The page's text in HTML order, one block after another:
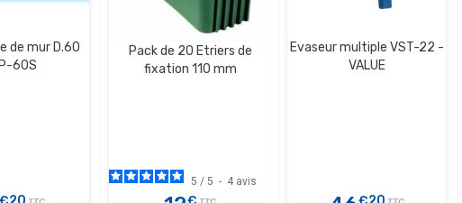
de mur D.60
60S
Pack de 20 Etriers de
fixation 110 mm
5 / 5 - 4 avis
Evaseur multiple VST-22 -
VALUE